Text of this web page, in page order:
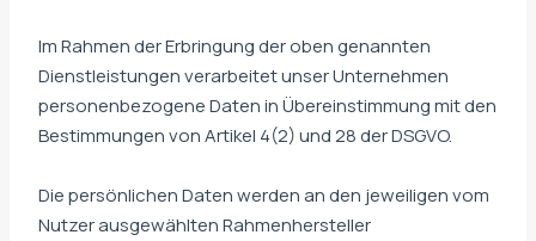
Im Rahmen der Erbringung der oben genannten
Dienstleistungen verarbeitet unser Unternehmen
personenbezogene Daten in Übereinstimmung mit den
Bestimmungen von Artikel 4(2) und 28 der DSGVO.
Die persönlichen Daten werden an den jeweiligen vom
Nutzer ausgewählten Rahmenhersteller